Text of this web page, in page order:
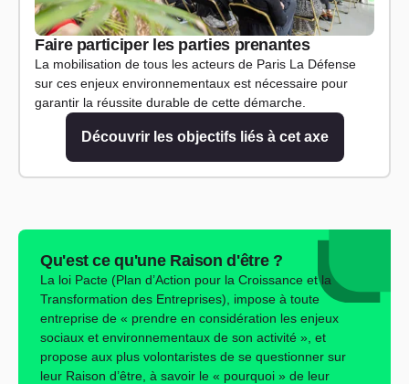
Faire participer les parties prenantes
La mobilisation de tous les acteurs de Paris La Défense
sur ces enjeux environnementaux est nécessaire pour
garantir la réussite durable de cette démarche.
Découvrir les objectifs liés à cet axe
Qu'est ce qu'une Raison d'être ?
La loi Pacte (Plan d’Action pour la Croissance et la
Transformation des Entreprises), impose à toute
entreprise de « prendre en considération les enjeux
sociaux et environnementaux de son activité », et
propose aux plus volontaristes de se questionner sur
leur Raison d’être, à savoir le « pourquoi » de leur